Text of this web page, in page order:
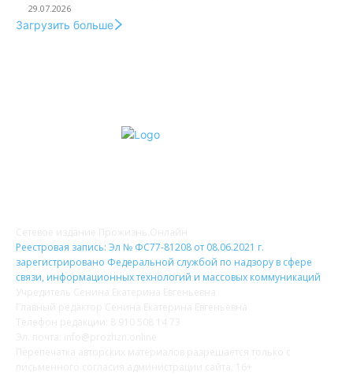
29.07.2026
Загрузить больше
Реестровая запись: Эл № ФС77-81208 от 08.06.2021 г.
зарегистрировано Федеральной службой по надзору в сфере
связи, информационных технологий и массовых коммуникаций